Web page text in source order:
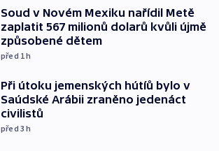
Soud v Novém Mexiku nařídil Metě
zaplatit 567 milionů dolarů kvůli újmě
způsobené dětem
před 1h
Při útoku jemenských hútíů bylo v
Saúdské Arábii zraněno jedenáct
civilistů
před 3h